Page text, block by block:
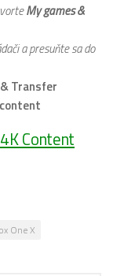
My games &
a presuňte sa do
Transfer
One X